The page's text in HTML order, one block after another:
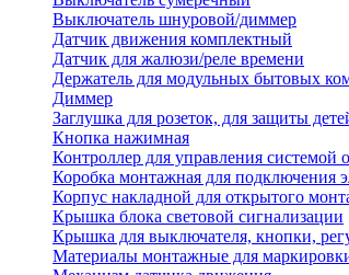
Выключатель шнуровой/диммер
Датчик движения комплектный
Датчик для жалюзи/реле времени
Держатель для модульных бытовых
Диммер
Заглушка для розеток, для защиты
Кнопка нажимная
Контроллер для управления системой
Коробка монтажная для подключения
Корпус накладной для открытого
Крышка блока световой сигнализации
Крышка для выключателя, кнопки,
Материалы монтажные для